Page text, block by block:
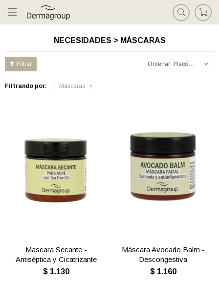

NECESIDADES > MÁSCARAS
Recomendados
Filtrando por: Máscaras
Mascara Secante -
Antiséptica y Cicatrizante
$ 1.130
Máscara Avocado Balm -
Descongestiva
$ 1.160